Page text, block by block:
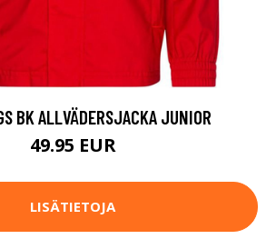
BK ALLVÄDERSJACKA JUNIOR
49.95 EUR
LISÄTIETOJA